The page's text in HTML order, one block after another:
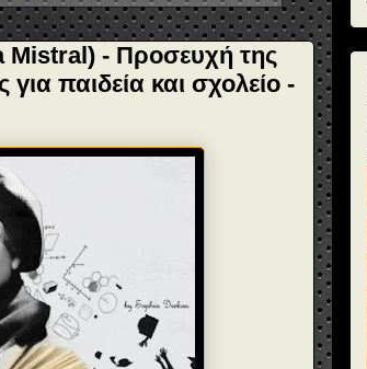
Mistral) - Προσευχή της
παιδεία και σχολείο -